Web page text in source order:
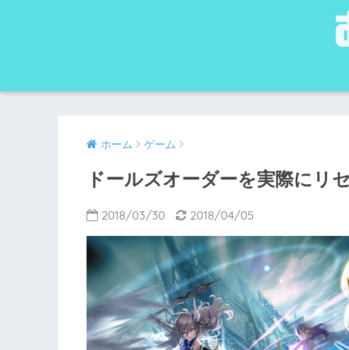
ホーム ゲーム
ドールズオーダーを実際にリ
2018/03/30 2018/04/05